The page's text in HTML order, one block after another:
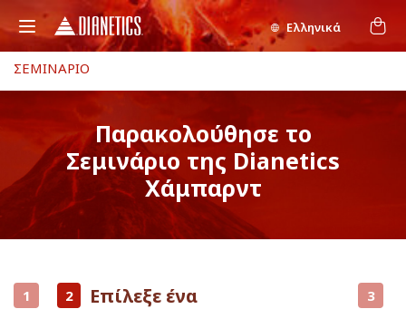
Ελληνικά
ΣΕΜΙΝΑΡΙΟ
Παρακολούθησε το
Σεμινάριο της Dianetics
Χάμπαρντ
1 2
Επίλεξε ένα
3